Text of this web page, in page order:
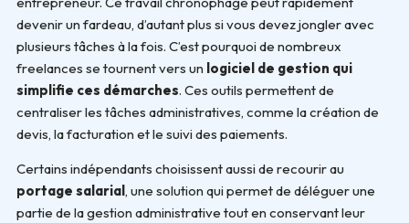
devenir un fardeau, d’autant plus si vous devez jongler avec
plusieurs tâches à la fois. C’est pourquoi de nombreux
freelances se tournent vers un logiciel de gestion qui
simplifie ces démarches. Ces outils permettent de
centraliser les tâches administratives, comme la création de
devis, la facturation et le suivi des paiements.
Certains indépendants choisissent aussi de recourir au
portage salarial , une solution qui permet de déléguer une
partie de la gestion administrative tout en conservant leur